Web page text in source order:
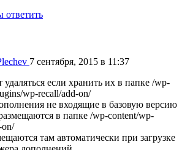
ответить
7 сентября, 2015 в 11:37
удаляться если хранить их в папке /wp-
wp-recall/add-on/
не входящие в базовую версию
в папке /wp-content/wp-
on/
там автоматически при загрузке